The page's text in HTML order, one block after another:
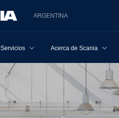
ARGENTINA
Servicios Acerca de Scania